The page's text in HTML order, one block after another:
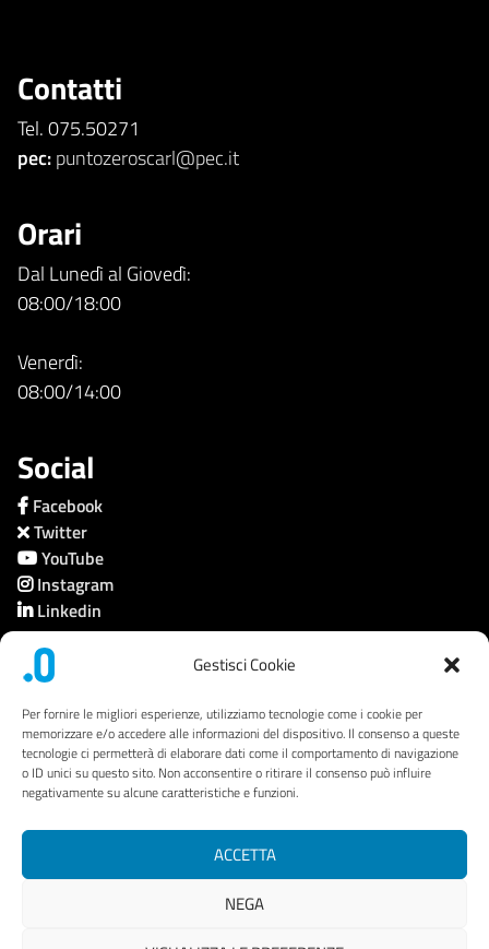
Gestisci Cookie
Per fornire le migliori esperienze, utilizziamo tecnologie come i cookie per
memorizzare e/o accedere alle informazioni del dispositivo. Il consenso a queste
tecnologie ci permetterà di elaborare dati come il comportamento di navigazione
o ID unici su questo sito. Non acconsentire o ritirare il consenso può influire
negativamente su alcune caratteristiche e funzioni.
ACCETTA
NEGA
Contatti
Tel. 075.50271
pec:puntozeroscarl@pec.it
Orari
Dal Lunedì al Giovedì:
08:00/18:00
Venerdì:
08:00/14:00
Social
Facebook
Twitter
YouTube
Instagram
Linkedin
Società trasparente
Privacy
Link utili
Mappa del sito
Area riservata